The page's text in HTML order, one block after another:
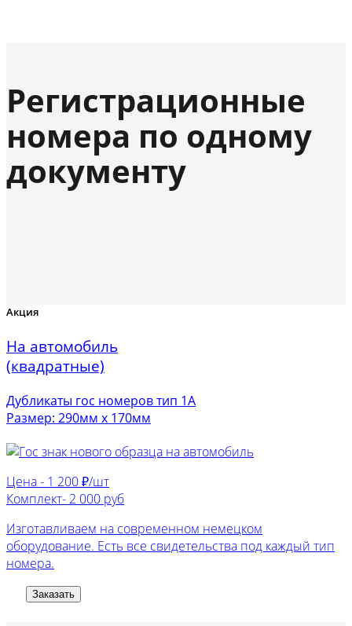
Регистрационные
номера по одному
документу
Акция
На автомобиль
(квадратные)
Дубликаты гос номеров тип 1А
Размер: 290мм х 170мм
Цена - 1 200 ₽/шт
Комплект- 2 000 руб
Изготавливаем на современном немецком
оборудование. Есть все свидетельства под каждый тип
номера.
Заказать